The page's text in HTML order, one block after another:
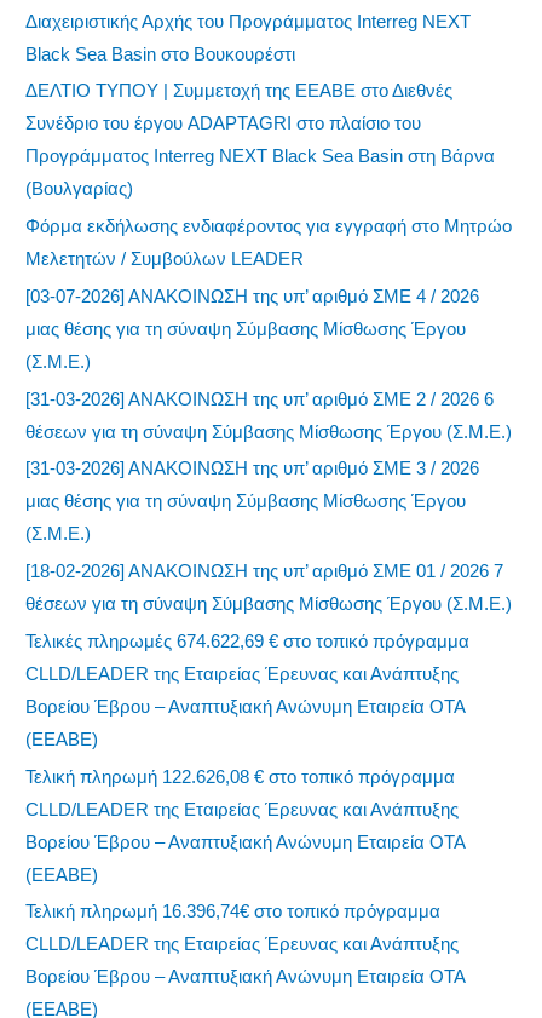
Διαχειριστικής Αρχής του Προγράμματος Interreg NEXT
Black Sea Basin στο Βουκουρέστι
ΔΕΛΤΙΟ ΤΥΠΟΥ | Συμμετοχή της ΕΕΑΒΕ στο Διεθνές
Συνέδριο του έργου ADAPTAGRI στο πλαίσιο του
Προγράμματος Interreg NEXT Black Sea Basin στη Βάρνα
(Βουλγαρίας)
Φόρμα εκδήλωσης ενδιαφέροντος για εγγραφή στο Μητρώο
Μελετητών / Συμβούλων LEADER
[03-07-2026] ΑΝΑΚΟΙΝΩΣΗ της υπ’ αριθμό ΣΜΕ 4 / 2026
μιας θέσης για τη σύναψη Σύμβασης Μίσθωσης Έργου
(Σ.Μ.Ε.)
[31-03-2026] ΑΝΑΚΟΙΝΩΣΗ της υπ’ αριθμό ΣΜΕ 2 / 2026 6
θέσεων για τη σύναψη Σύμβασης Μίσθωσης Έργου (Σ.Μ.Ε.)
[31-03-2026] ΑΝΑΚΟΙΝΩΣΗ της υπ’ αριθμό ΣΜΕ 3 / 2026
μιας θέσης για τη σύναψη Σύμβασης Μίσθωσης Έργου
(Σ.Μ.Ε.)
[18-02-2026] ΑΝΑΚΟΙΝΩΣΗ της υπ’ αριθμό ΣΜΕ 01 / 2026 7
θέσεων για τη σύναψη Σύμβασης Μίσθωσης Έργου (Σ.Μ.Ε.)
Τελικές πληρωμές 674.622,69 € στο τοπικό πρόγραμμα
CLLD/LEADER της Εταιρείας Έρευνας και Ανάπτυξης
Βορείου Έβρου – Αναπτυξιακή Ανώνυμη Εταιρεία ΟΤΑ
(ΕΕΑΒΕ)
Τελική πληρωμή 122.626,08 € στο τοπικό πρόγραμμα
CLLD/LEADER της Εταιρείας Έρευνας και Ανάπτυξης
Βορείου Έβρου – Αναπτυξιακή Ανώνυμη Εταιρεία ΟΤΑ
(ΕΕΑΒΕ)
Τελική πληρωμή 16.396,74€ στο τοπικό πρόγραμμα
CLLD/LEADER της Εταιρείας Έρευνας και Ανάπτυξης
Βορείου Έβρου – Αναπτυξιακή Ανώνυμη Εταιρεία ΟΤΑ
(ΕΕΑΒΕ)